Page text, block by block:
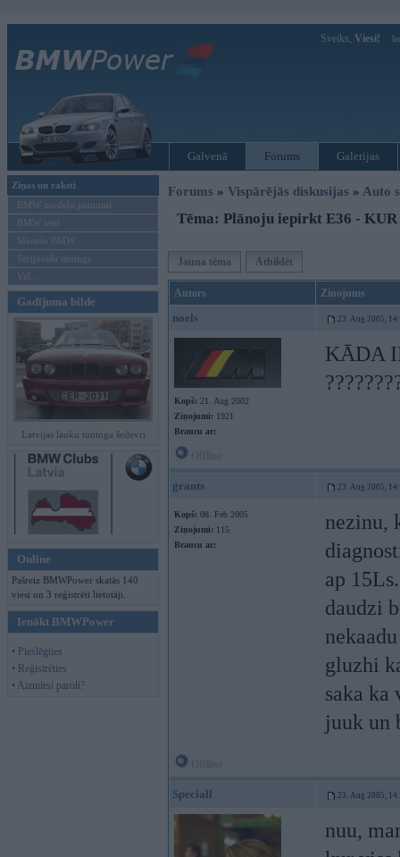
Sveiks, Viesi!
Galvenā Forums Galerijas
Ziņas un raksti
BMW modeļu jaunumi
BMW testi
Mēneša BMW
Sērijveida tūnings
Vel...
Gadījuma bilde
Latvijas lauku tūninga šedevri
Online
Pašreiz BMWPower skatās 140
viesi un 3 reģistrēti lietotāji.
Ienākt BMWPower
• Pieslēgties
• Reģistrēties
• Aizmirsi paroli?
Forums » Vispārējās diskusijas » Auto
Tēma: Plānoju iepirkt E36 -
Jauna tēma Atbildēt
Autors Ziņojums
noels 23. Aug 2005,
Kopš: 21. Aug 2002
Ziņojumi: 1921
Braucu ar:
KĀDA
grants 23. Aug 2005,
Kopš: 08. Feb 2005
Ziņojumi: 115
Braucu ar:
nezinu,
ap
daudzi
gluzhi
saka ka
juuk un
Speciall 23. Aug 2005,
nuu,